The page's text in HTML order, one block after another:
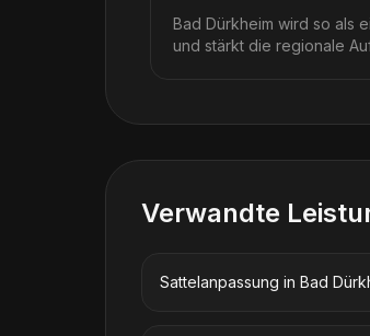
Bad Dürkheim wird so als
und stärkt die regionale
Verwandte
Sattelanpassung in Bad